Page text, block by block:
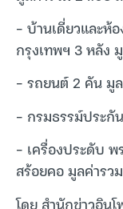
– บ้านเดี่ยวและห้
กรุงเทพฯ 3 หลัง
– รถยนต์ 2 คัน มู
– กรมธรรม์ประกั
– เครื่องประดับ
สร้อยคอ มูลค่ารว
โดย สำนักข่าวอิน